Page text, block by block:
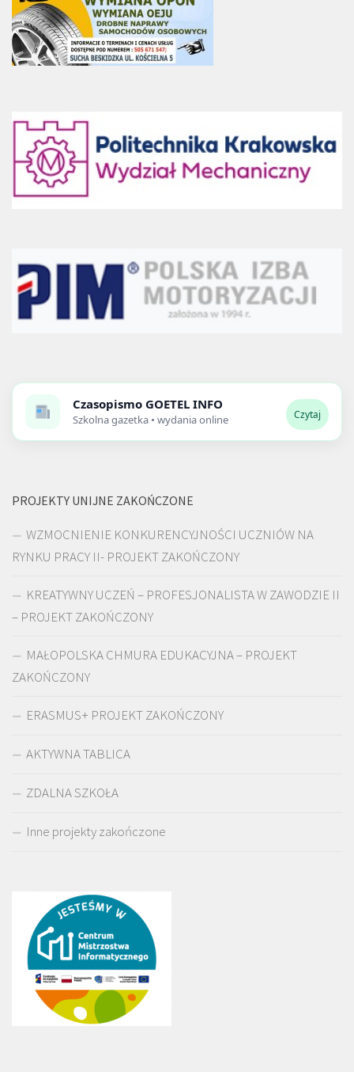
Czasopismo GOETEL INFO
Szkolna gazetka • wydania online Czytaj
PROJEKTY UNIJNE ZAKOŃCZONE
WZMOCNIENIE KONKURENCYJNOŚCI UCZNIÓW NA
RYNKU PRACY II- PROJEKT ZAKOŃCZONY
KREATYWNY UCZEŃ – PROFESJONALISTA W ZAWODZIE II
– PROJEKT ZAKOŃCZONY
MAŁOPOLSKA CHMURA EDUKACYJNA – PROJEKT
ZAKOŃCZONY
ERASMUS+ PROJEKT ZAKOŃCZONY
AKTYWNA TABLICA
ZDALNA SZKOŁA
Inne projekty zakończone